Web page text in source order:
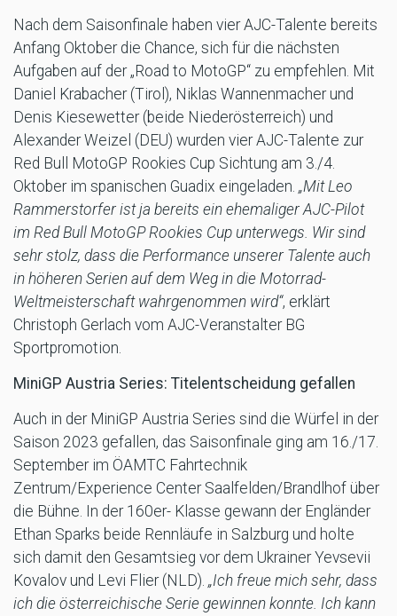
Nach dem Saisonfinale haben vier AJC-Talente bereits
Anfang Oktober die Chance, sich für die nächsten
Aufgaben auf der „Road to MotoGP“ zu empfehlen. Mit
Daniel Krabacher (Tirol), Niklas Wannenmacher und
Denis Kiesewetter (beide Niederösterreich) und
Alexander Weizel (DEU) wurden vier AJC-Talente zur
Red Bull MotoGP Rookies Cup Sichtung am 3./4.
Oktober im spanischen Guadix eingeladen. „Mit Leo
Rammerstorfer ist ja bereits ein ehemaliger AJC-Pilot
im Red Bull MotoGP Rookies Cup unterwegs. Wir sind
sehr stolz, dass die Performance unserer Talente auch
in höheren Serien auf dem Weg in die Motorrad-
Weltmeisterschaft wahrgenommen wird“, erklärt
Christoph Gerlach vom AJC-Veranstalter BG
Sportpromotion.
MiniGP Austria Series: Titelentscheidung gefallen
Auch in der MiniGP Austria Series sind die Würfel in der
Saison 2023 gefallen, das Saisonfinale ging am 16./17.
September im ÖAMTC Fahrtechnik
Zentrum/Experience Center Saalfelden/Brandlhof über
die Bühne. In der 160er- Klasse gewann der Engländer
Ethan Sparks beide Rennläufe in Salzburg und holte
sich damit den Gesamtsieg vor dem Ukrainer Yevsevii
Kovalov und Levi Flier (NLD). „Ich freue mich sehr, dass
ich die österreichische Serie gewinnen konnte. Ich kann